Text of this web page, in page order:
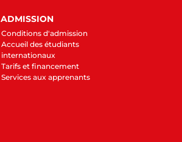
ADMISSION
Conditions d'admission
Accueil des étudiants
internationaux
Tarifs et financement
Services aux apprenants